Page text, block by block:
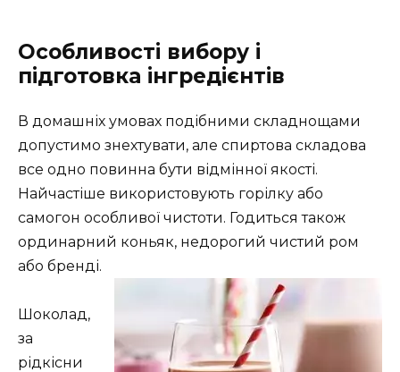
Особливості вибору і
підготовка інгредієнтів
В домашніх умовах подібними складнощами
допустимо знехтувати, але спиртова складова
все одно повинна бути відмінної якості.
Найчастіше використовують горілку або
самогон особливої чистоти. Годиться також
ординарний коньяк, недорогий чистий ром
або бренді.
Шоколад,
за
рідкісни